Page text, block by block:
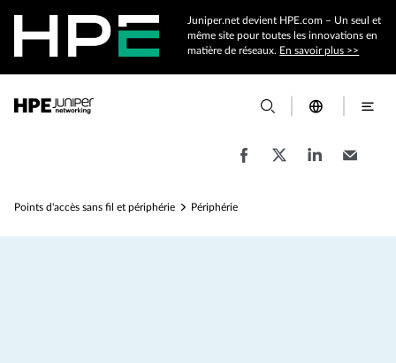
Juniper.net devient HPE.com – Un seul et
même site pour toutes les innovations en
matière de réseaux. En savoir plus >>
Points d'accès sans fil et périphérie Périphérie